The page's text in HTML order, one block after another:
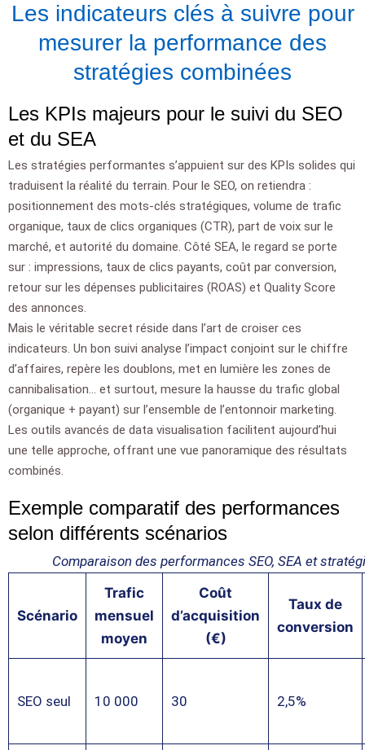
Les indicateurs clés à suivre pour
mesurer la performance des
stratégies combinées
Les KPIs majeurs pour le suivi du SEO
et du SEA
Les stratégies performantes s’appuient sur des KPIs solides qui
traduisent la réalité du terrain. Pour le SEO, on retiendra :
positionnement des mots-clés stratégiques, volume de trafic
organique, taux de clics organiques (CTR), part de voix sur le
marché, et autorité du domaine. Côté SEA, le regard se porte
sur : impressions, taux de clics payants, coût par conversion,
retour sur les dépenses publicitaires (ROAS) et Quality Score
des annonces.
Mais le véritable secret réside dans l’art de croiser ces
indicateurs. Un bon suivi analyse l’impact conjoint sur le chiffre
d’affaires, repère les doublons, met en lumière les zones de
cannibalisation… et surtout, mesure la hausse du trafic global
(organique + payant) sur l’ensemble de l’entonnoir marketing.
Les outils avancés de data visualisation facilitent aujourd’hui
une telle approche, offrant une vue panoramique des résultats
combinés.
Exemple comparatif des performances
selon différents scénarios
Comparaison des performances SEO, SEA et
Scénario
Trafic
mensuel
moyen
Coût
d’acquisition
(€)
Taux de
conversion
SEO seul 10 000 30 2,5%